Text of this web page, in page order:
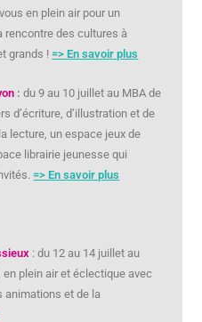
en plein air pour un
rencontre des cultures à
grands ! => En savoir plus
: du 9 au 10 juillet au MBA de
d’écriture, d’illustration et de
lecture, un espace jeux de
librairie jeunesse qui
=> En savoir plus
: du 12 au 14 juillet au
plein air et éclectique avec
animations et de la